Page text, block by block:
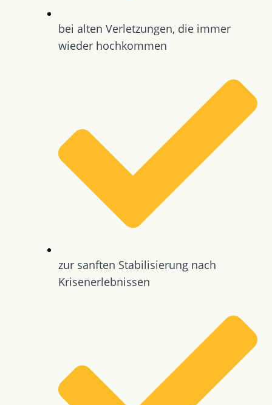
bei alten Verletzungen, die immer
wieder hochkommen
zur sanften Stabilisierung nach
Krisenerlebnissen